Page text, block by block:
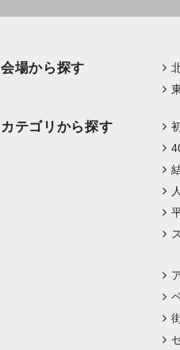
会場から探す
カテゴリから探す